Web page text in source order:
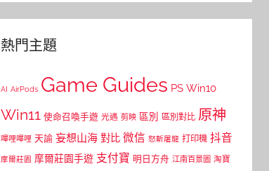
熱門主題
AI AirPods Game Guides PS Win10
Win11 使命召喚手遊 光遇 剪映 區別 區別對比 原神
嗶哩嗶哩 天諭 妄想山海 對比 微信 怒斬屠龍 打印機 抖音
摩爾莊園 摩爾莊園手遊 支付寶 明日方舟 江南百景圖 淘寶